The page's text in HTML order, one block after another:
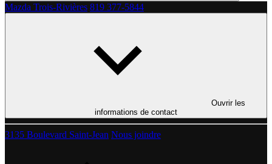
Mazda Trois-Rivières 819 377-5844
Ouvrir les
informations de contact
3135 Boulevard Saint-Jean Nous joindre